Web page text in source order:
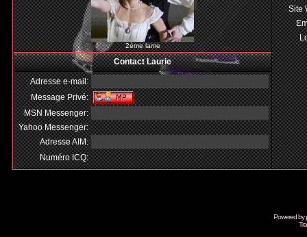
2ème lame
Site
Contact Laurie
Adresse e-mail:
Message Privé:
MSN Messenger:
Yahoo Messenger:
Adresse AIM:
Numéro ICQ:
Powered by